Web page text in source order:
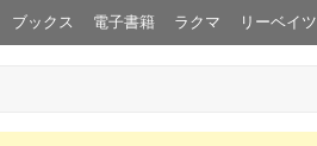
ブックス 電子書籍 ラクマ リーベイツ